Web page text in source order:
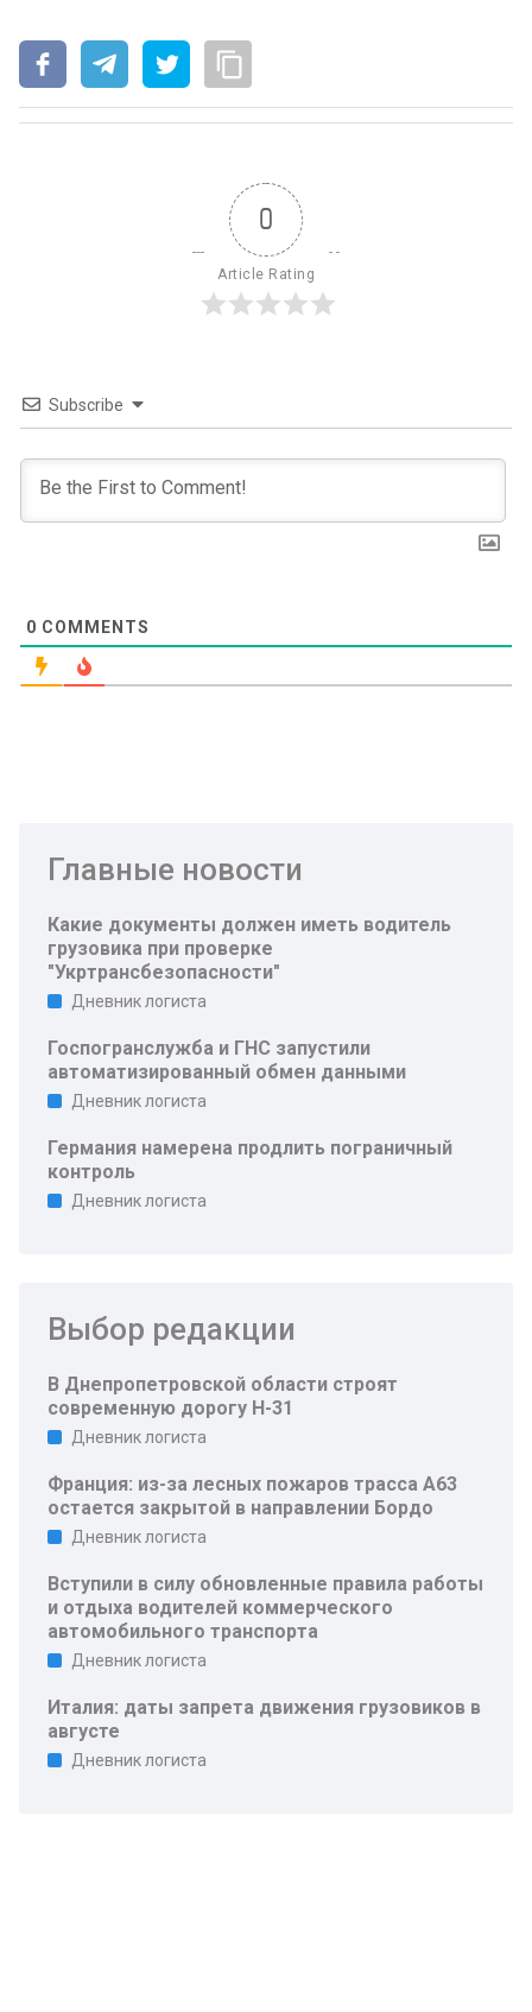
0
Article Rating
Subscribe
0 COMMENTS
Главные новости
Какие документы должен иметь водитель
грузовика при проверке
"Укртрансбезопасности"
Дневник логиста
Госпогранслужба и ГНС запустили
автоматизированный обмен данными
Дневник логиста
Германия намерена продлить пограничный
контроль
Дневник логиста
Выбор редакции
В Днепропетровской области строят
современную дорогу Н-31
Дневник логиста
Франция: из-за лесных пожаров трасса A63
остается закрытой в направлении Бордо
Дневник логиста
Вступили в силу обновленные правила работы
и отдыха водителей коммерческого
автомобильного транспорта
Дневник логиста
Италия: даты запрета движения грузовиков в
августе
Дневник логиста